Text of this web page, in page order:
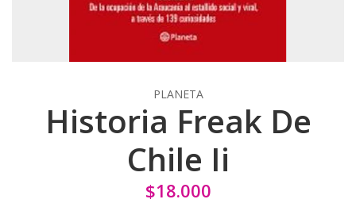
PLANETA
Historia Freak De
Chile Ii
$18.000